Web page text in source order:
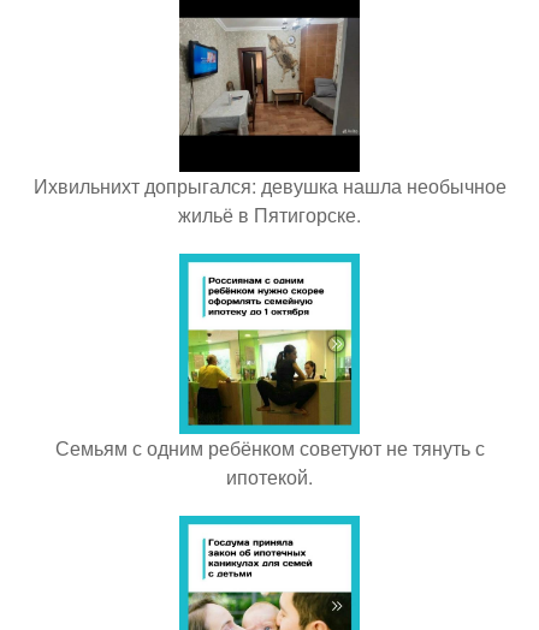
Ихвильнихт допрыгался: девушка нашла необычное
жильё в Пятигорске.
Семьям с одним ребёнком советуют не тянуть с
ипотекой.